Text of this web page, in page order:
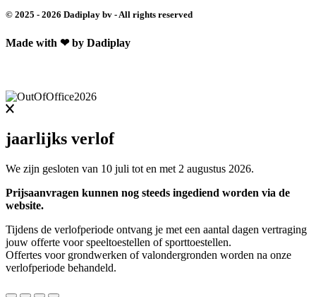
© 2025 - 2026 Dadiplay bv - All rights reserved
Made with ❤ by Dadiplay
jaarlijks verlof
We zijn gesloten van 10 juli tot en met 2 augustus 2026.
Prijsaanvragen kunnen nog steeds ingediend worden via de
website.
Tijdens de verlofperiode ontvang je met een aantal dagen vertraging
jouw offerte voor speeltoestellen of sporttoestellen.
Offertes voor grondwerken of valondergronden worden na onze
verlofperiode behandeld.